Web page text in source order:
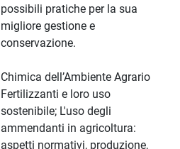
possibili pratiche per la sua
migliore gestione e
conservazione.
Chimica dell’Ambiente Agrario
Fertilizzanti e loro uso
sostenibile; L'uso degli
ammendanti in agricoltura:
aspetti normativi, produzione,